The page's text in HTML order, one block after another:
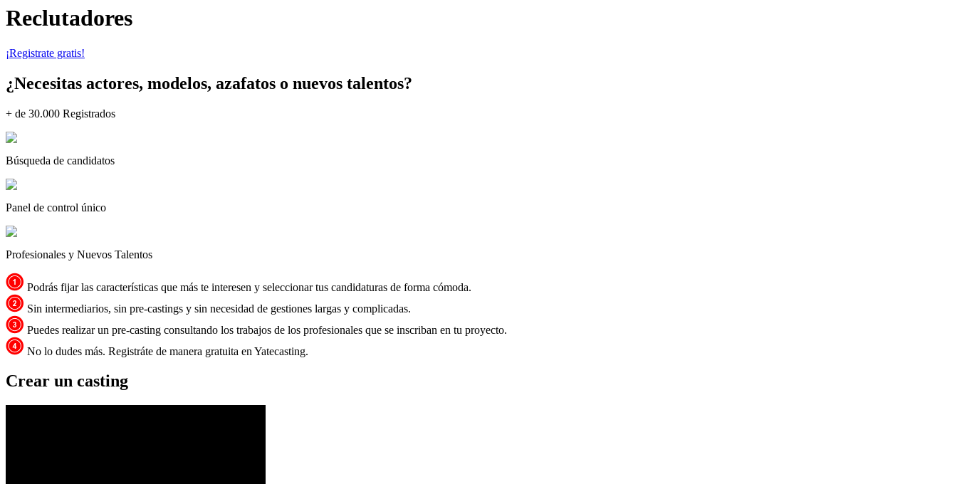
Reclutadores
¡Registrate gratis!
¿Necesitas actores, modelos, azafatos o nuevos talentos?
+ de 30.000 Registrados
Búsqueda de candidatos
Panel de control único
Profesionales y Nuevos Talentos
Podrás fijar las características que más te interesen y seleccionar tus candidaturas de forma cómoda.
Sin intermediarios, sin pre-castings y sin necesidad de gestiones largas y complicadas.
Puedes realizar un pre-casting consultando los trabajos de los profesionales que se inscriban en tu proyecto.
No lo dudes más. Registráte de manera gratuita en Yatecasting.
Crear un casting